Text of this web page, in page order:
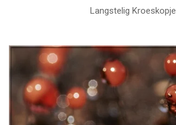
Langstelig Kroeskopje